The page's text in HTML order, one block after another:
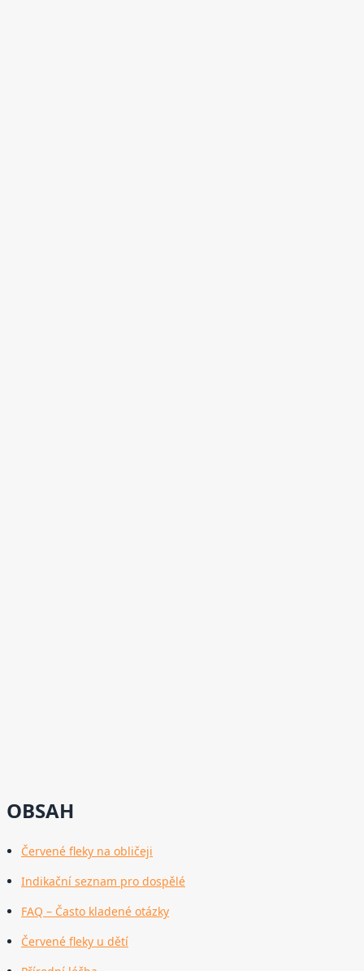
OBSAH
Červené fleky na obličeji
Indikační seznam pro dospělé
FAQ – Často kladené otázky
Červené fleky u dětí